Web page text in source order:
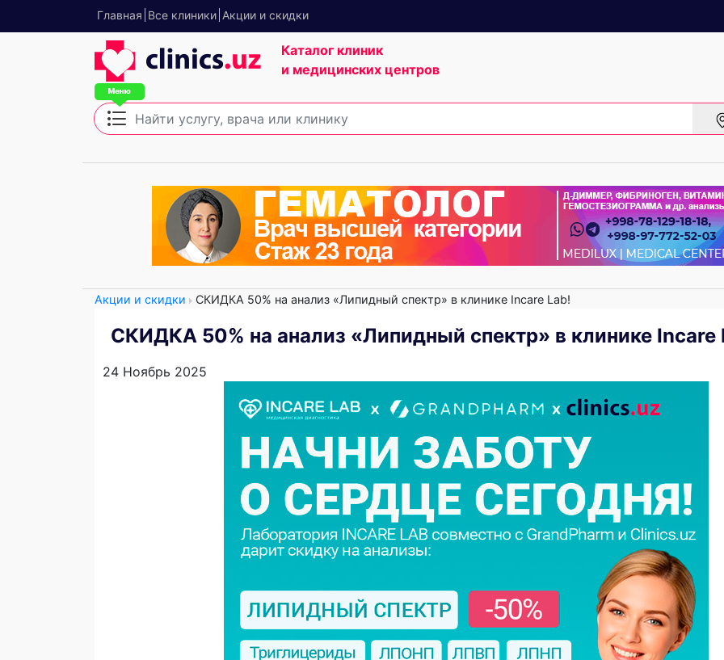
Главная Все клиники Акции и скидки
Каталог клиник
и медицинских центров
Акции и скидки СКИДКА 50% на анализ «Липидный спектр» в клинике Incare Lab!
СКИДКА 50% на анализ «Липидный спектр» в клинике Incare
24 Ноябрь 2025